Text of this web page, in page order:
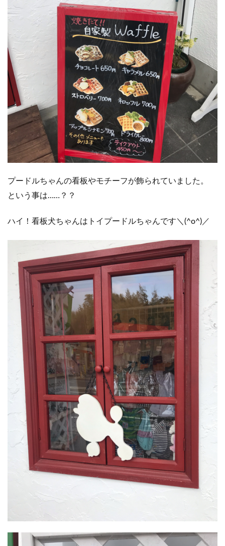
プードルちゃんの看板やモチーフが飾られていました。
という事は……？？
ハイ！看板犬ちゃんはトイプードルちゃんです＼(^o^)／